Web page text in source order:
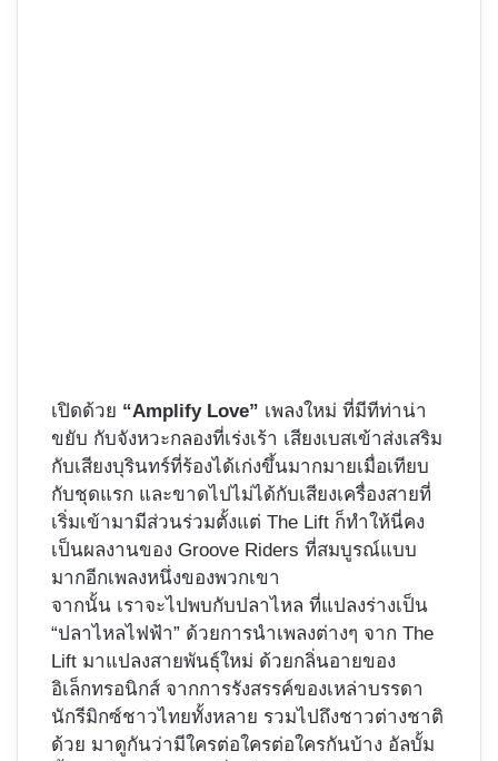
เปิดด้วย “Amplify Love” เพลงใหม่ ที่มีทีท่าน่า
ขยับ กับจังหวะกลองที่เร่งเร้า เสียงเบสเข้าส่งเสริม
กับเสียงบุรินทร์ที่ร้องได้เก่งขึ้นมากมายเมื่อเทียบ
กับชุดแรก และขาดไปไม่ได้กับเสียงเครื่องสายที่
เริ่มเข้ามามีส่วนร่วมตั้งแต่ The Lift ก็ทำให้นี่คง
เป็นผลงานของ Groove Riders ที่สมบูรณ์แบบ
มากอีกเพลงหนึ่งของพวกเขา
จากนั้น เราจะไปพบกับปลาไหล ที่แปลงร่างเป็น
“ปลาไหลไฟฟ้า” ด้วยการนำเพลงต่างๆ จาก The
Lift มาแปลงสายพันธุ์ใหม่ ด้วยกลิ่นอายของ
อิเล็กทรอนิกส์ จากการรังสรรค์ของเหล่าบรรดา
นักรีมิกซ์ชาวไทยทั้งหลาย รวมไปถึงชาวต่างชาติ
ด้วย มาดูกันว่ามีใครต่อใครต่อใครกันบ้าง อัลบั้ม